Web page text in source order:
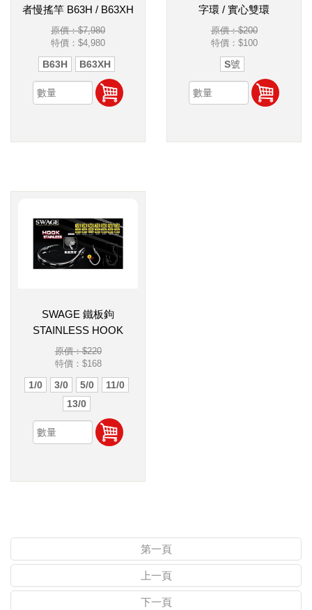
者慢搖竿 B63H / B63XH
原價：$7,980
特價： $4,980
B63H B63XH
字環 / 實心雙環
原價：$200
特價： $100
S號
SWAGE 鐵板鉤
STAINLESS HOOK
原價：$220
特價： $168
1/0 3/0 5/0
11/0
13/0
第一頁
上一頁
下一頁